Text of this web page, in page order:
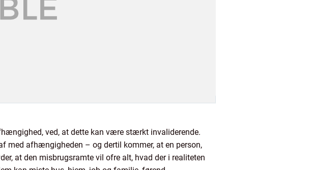
ved, at dette kan være stærkt invaliderende.
med afhængigheden – og dertil kommer, at en person,
at den misbrugsramte vil ofre alt, hvad der i realiteten